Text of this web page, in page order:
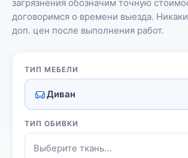
загрязнения обозначим точную
договоримся о времени выезда.
доп. цен после выполнения работ.
ТИП МЕБЕЛИ
Диван
ТИП ОБИВКИ
Выберите ткань…